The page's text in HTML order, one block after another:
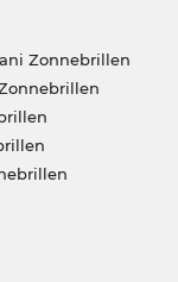
Zonnebrillen